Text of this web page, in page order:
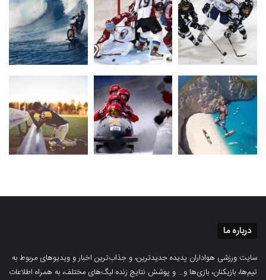
درباره ما
سایت ورزشی هواداران پدیده جدیدترین، و جذاب‌ترین اخبار و ویدیوهای مربوط به
تیم‌ها، بازیکنان، بازی‌ها و… و پوشش نتایج زنده لیگ‌های مختلف، به همراه اطلاعات